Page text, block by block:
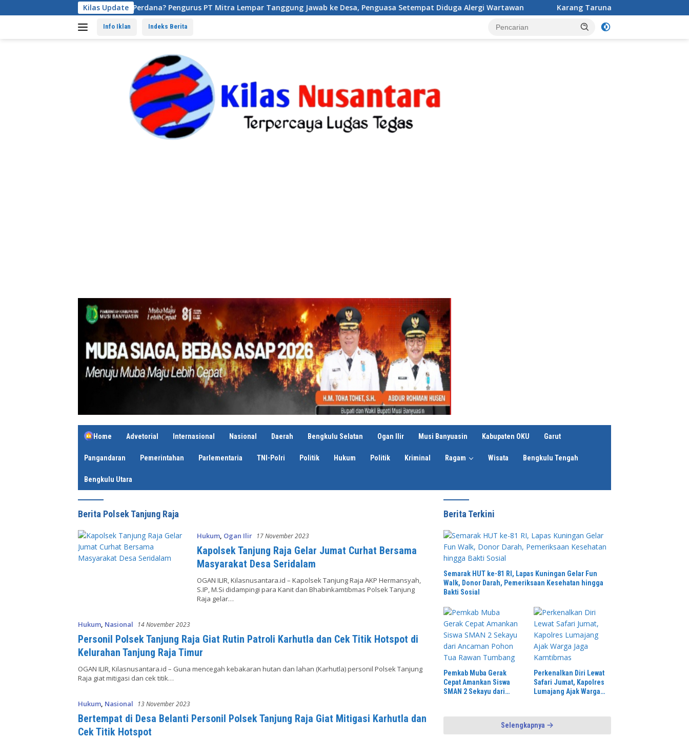
ke
Kilas Update
di PT Elang Perdana? Pengurus PT Mitra Lempar Tanggung Jawab ke Desa, Penguasa Setempat Diduga Alergi Wartawan Karang Taruna Desa Jonggol menggelar aksi penataan
Info Iklan Indeks Berita
Home Advetorial Internasional Nasional Daerah Bengkulu Selatan Ogan Ilir Musi Banyuasin Kabupaten OKU Garut
Pangandaran Pemerintahan Parlementaria TNI-Polri Politik Hukum Politik Kriminal Ragam Wisata Bengkulu Tengah
Bengkulu Utara
Berita Polsek Tanjung Raja
Hukum, Ogan Ilir 17 November 2023
Kapolsek Tanjung Raja Gelar Jumat Curhat Bersama
Masyarakat Desa Seridalam
OGAN ILIR, Kilasnusantara.id – Kapolsek Tanjung Raja AKP Hermansyah,
S.IP, M.Si didampingi para Kanit dan Bhabinkamtibmas Polsek Tanjung
Raja gelar…
Hukum, Nasional 14 November 2023
Personil Polsek Tanjung Raja Giat Rutin Patroli Karhutla dan Cek Titik Hotspot di
Kelurahan Tanjung Raja Timur
OGAN ILIR, Kilasnusantara.id – Guna mencegah kebakaran hutan dan lahan (Karhutla) personil Polsek Tanjung
Raja giat mitigasi dan cek titik…
Hukum, Nasional 13 November 2023
Bertempat di Desa Belanti Personil Polsek Tanjung Raja Giat Mitigasi Karhutla dan
Cek Titik Hotspot
Berita Terkini
Semarak HUT ke-81 RI, Lapas Kuningan Gelar Fun
Walk, Donor Darah, Pemeriksaan Kesehatan hingga
Bakti Sosial
Pemkab Muba Gerak
Cepat Amankan Siswa
SMAN 2 Sekayu dari
Perkenalkan Diri Lewat
Safari Jumat, Kapolres
Lumajang Ajak Warga
Selengkapnya